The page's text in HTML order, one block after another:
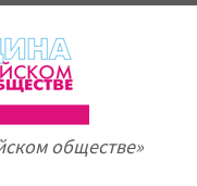
обществе»